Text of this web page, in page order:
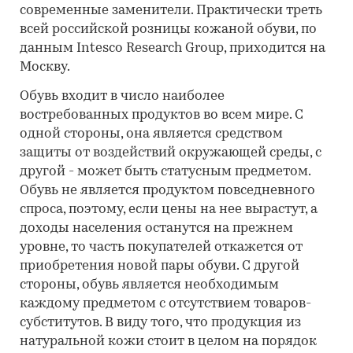
современные заменители. Практически треть
всей российской розницы кожаной обуви, по
данным Intesco Research Group, приходится на
Москву.
Обувь входит в число наиболее
востребованных продуктов во всем мире. С
одной стороны, она является средством
защиты от воздействий окружающей среды, с
другой - может быть статусным предметом.
Обувь не является продуктом повседневного
спроса, поэтому, если цены на нее вырастут, а
доходы населения останутся на прежнем
уровне, то часть покупателей откажется от
приобретения новой пары обуви. С другой
стороны, обувь является необходимым
каждому предметом с отсутствием товаров-
субститутов. В виду того, что продукция из
натуральной кожи стоит в целом на порядок